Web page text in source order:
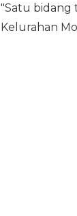
"Satu bidang
Kelurahan